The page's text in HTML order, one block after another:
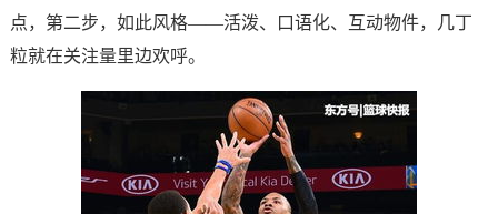
点，第二步，如此风格——活泼、口语化、互动物件，几丁
粒就在关注量里边欢呼。